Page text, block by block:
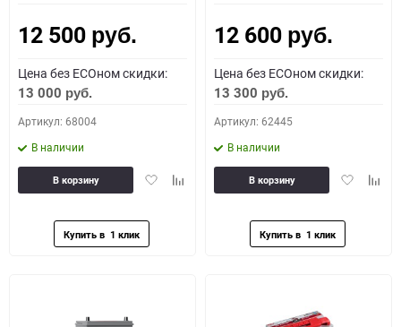
12 500 руб.
Цена без ECOном скидки:
13 000 руб.
Артикул: 68004
В наличии
ДобавитьДобавить
В корзину
12 600 руб.
Цена без ECOном скидки:
13 300 руб.
Артикул: 62445
В наличии
Добавить
В корзину